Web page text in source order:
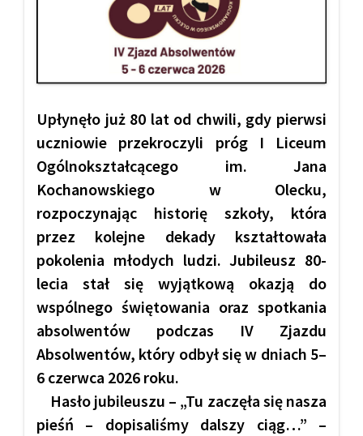
Upłynęło już 80 lat od chwili, gdy pierwsi
uczniowie przekroczyli próg I Liceum
Ogólnokształcącego im. Jana
Kochanowskiego w Olecku,
rozpoczynając historię szkoły, która
przez kolejne dekady kształtowała
pokolenia młodych ludzi. Jubileusz 80-
lecia stał się wyjątkową okazją do
wspólnego świętowania oraz spotkania
absolwentów podczas IV Zjazdu
Absolwentów, który odbył się w dniach 5–
6 czerwca 2026 roku.
Hasło jubileuszu – „Tu zaczęła się nasza
pieśń – dopisaliśmy dalszy ciąg…” –